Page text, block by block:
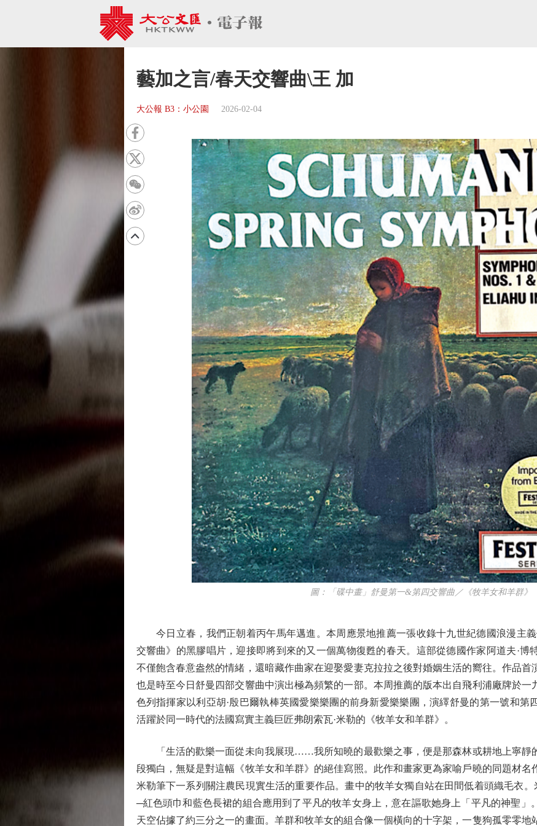
藝加之言/春天交響曲\王 加
大公報 B3：小公園 2026-02-04
圖：「碟中畫」舒曼第一&第四交響曲／《牧羊女和羊群》
今日立春，我們正朝着丙午馬年邁進。本周應景地推薦一張收錄十九世紀德國浪漫主義
交響曲》的黑膠唱片，迎接即將到來的又一個萬物復甦的春天。這部從德國作家阿道夫·博
不僅飽含春意盎然的情緒，還暗藏作曲家在迎娶愛妻克拉拉之後對婚姻生活的嚮往。作品首
也是時至今日舒曼四部交響曲中演出極為頻繁的一部。本周推薦的版本出自飛利浦廠牌於一
色列指揮家以利亞胡·殷巴爾執棒英國愛樂樂團的前身新愛樂樂團，演繹舒曼的第一號和第
活躍於同一時代的法國寫實主義巨匠弗朗索瓦·米勒的《牧羊女和羊群》。
「生活的歡樂一面從未向我展現……我所知曉的最歡樂之事，便是那森林或耕地上寧靜
段獨白，無疑是對這幅《牧羊女和羊群》的絕佳寫照。此作和畫家更為家喻戶曉的同題材名
米勒筆下一系列關注農民現實生活的重要作品。畫中的牧羊女獨自站在田間低着頭織毛衣
─紅色頭巾和藍色長裙的組合應用到了平凡的牧羊女身上，意在謳歌她身上「平凡的神聖」
天空佔據了約三分之一的畫面。羊群和牧羊女的組合像一個橫向的十字架，一隻狗孤零零地